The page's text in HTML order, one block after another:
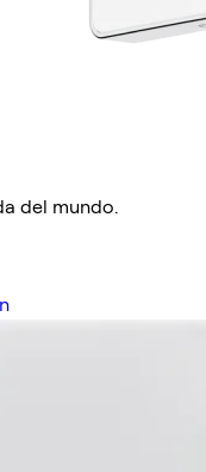
del mundo.